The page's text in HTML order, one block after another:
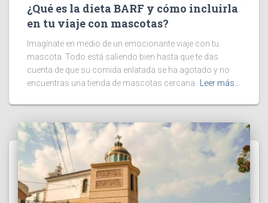
¿Qué es la dieta BARF y cómo incluirla
en tu viaje con mascotas?
Imagínate en medio de un emocionante viaje con tu
mascota. Todo está saliendo bien hasta que te das
cuenta de que su comida enlatada se ha agotado y no
encuentras una tienda de mascotas cercana.
Leer más…